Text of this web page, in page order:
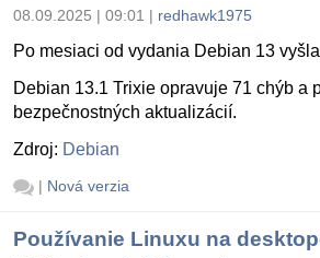
08.09.2025 | 09:01 | redhawk1975
Po mesiaci od vydania Debian 13
Debian 13.1 Trixie opravuje 71 chýb a
bezpečnostných aktualizácií.
Zdroj: Debian
| Nová verzia
Používanie Linuxu na